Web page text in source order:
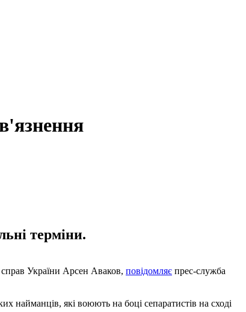
терміни.
справ України Арсен Аваков, повідомляє прес-служба
найманців, які воюють на боці сепаратистів на сході